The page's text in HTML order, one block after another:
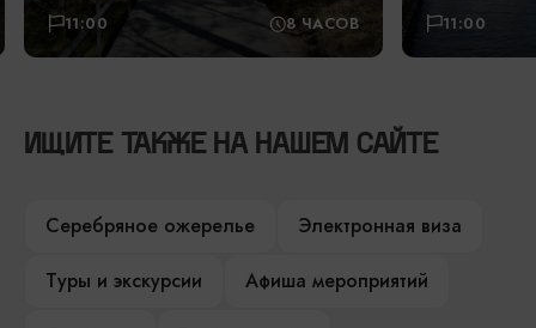
11:00 8 ЧАСОВ 11:00
ИЩИТЕ ТАКЖЕ НА НАШЕМ САЙТЕ
Серебряное ожерелье
Электронная виза
Туры и экскурсии
Афиша мероприятий